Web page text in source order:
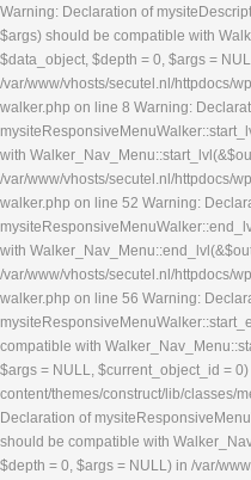
Warning: Declaration of
$args) should be compatible with
$data_object, $depth = 0, $args =
/var/www/vhosts/secutel.nl/httpdocs/
walker.php on line 8 Warning:
with
/var/www/vhosts/secutel.nl/httpdocs/
walker.php on line 52 Warning:
with
/var/www/vhosts/secutel.nl/httpdocs/
walker.php on line 56 Warning:
compatible with
$args = NULL, $current_object_id =
content/themes/construct/lib/classes/
Declaration of
should be compatible with
$depth = 0, $args = NULL) in /var/